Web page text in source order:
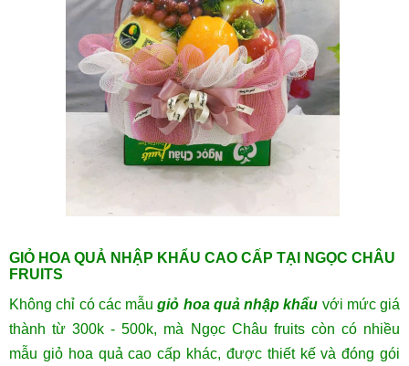
GIỎ HOA QUẢ NHẬP KHẨU CAO CẤP TẠI NGỌC CHÂU
FRUITS
Không chỉ có các mẫugiỏ hoa quả nhập khẩu với mức giá
thành từ 300k - 500k, mà Ngọc Châu fruits còn có nhiều
mẫu giỏ hoa quả cao cấp khác, được thiết kế và đóng gói